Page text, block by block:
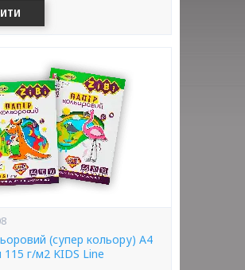
(супер кольору) А4
115 г/м2 KIDS Line